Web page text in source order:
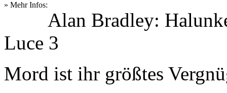
» Mehr Infos:
Alan Bradley:
Luce 3
Mord ist ihr größtes